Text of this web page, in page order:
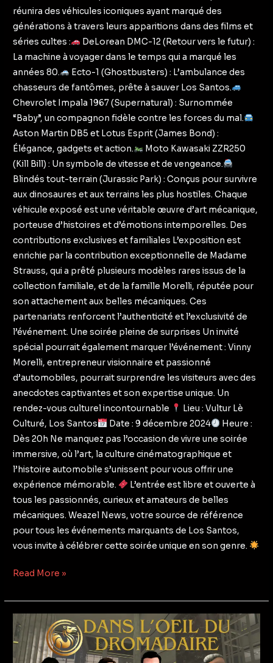
réunira des véhicules iconiques ayant marqué des
générations à travers leurs apparitions dans des films et
séries cultes :
DeLorean DMC-12 (Retour vers le futur) :
La machine à voyager dans le temps qui a marqué les
années 80.
Ecto-1 (Ghostbusters) : L’ambulance des
chasseurs de fantômes, prête à sauver Los Santos.
Chevrolet Impala 1967 (Supernatural) : Surnommée
“Baby”, un compagnon fidèle contre les forces du mal.
Aston Martin DB5 et Lotus Esprit (James Bond) :
Élégance, gadgets et action.
Moto Kawasaki ZZR250
(Kill Bill) : Un symbole de vitesse et de vengeance.
Blindés tout-terrain (Jurassic Park) : Conçus pour survivre
aux dinosaures et aux terrains les plus hostiles. Chaque
véhicule exposé est une véritable œuvre d’art mécanique,
porteuse d’histoires et d’émotions intemporelles. Des
contributions exclusives et familiales L’exposition est
enrichie par la contribution exceptionnelle de Madame
Strauss, qui a prêté plusieurs modèles rares issus de la
collection familiale, et de la famille Morelli, réputée pour
son attachement aux belles mécaniques. Ces
partenariats renforcent l’authenticité et l’exclusivité de
l’événement. Une soirée pleine de surprises Un invité
spécial pourrait également marquer l’événement : Vinny
Morelli, entrepreneur visionnaire et passionné
d’automobiles, pourrait surprendre les visiteurs avec des
anecdotes captivantes et son expertise unique. Un
rendez-vous culturel incontournable
Lieu : Vultur Lè
Culturé, Los Santos
Date : 9 décembre 2024
Heure :
Dès 20h Ne manquez pas l’occasion de vivre une soirée
immersive, où l’art, la culture cinématographique et
l’histoire automobile s’unissent pour vous offrir une
expérience mémorable.
L’entrée est libre et ouverte à
tous les passionnés, curieux et amateurs de belles
mécaniques. Weazel News, votre source de référence
pour tous les événements marquants de Los Santos,
vous invite à célébrer cette soirée unique en son genre.
Read More »
“Dans
l’œil
du